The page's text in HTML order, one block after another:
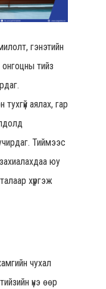
гэнэтийн
тийз
тухгүй аялах, гар
Тиймээс
юу
хүргэж
чухал
үнэ өөр